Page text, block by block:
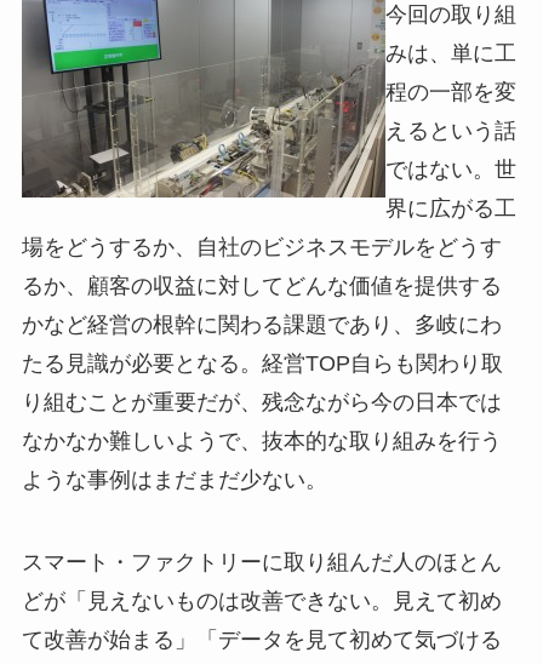
今回の取り組
みは、単に工
程の一部を変
えるという話
ではない。世
界に広がる工
場をどうするか、自社のビジネスモデルをどうす
るか、顧客の収益に対してどんな価値を提供する
かなど経営の根幹に関わる課題であり、多岐にわ
たる見識が必要となる。経営TOP自らも関わり取
り組むことが重要だが、残念ながら今の日本では
なかなか難しいようで、抜本的な取り組みを行う
ような事例はまだまだ少ない。
スマート・ファクトリーに取り組んだ人のほとん
どが「見えないものは改善できない。見えて初め
て改善が始まる」「データを見て初めて気づける